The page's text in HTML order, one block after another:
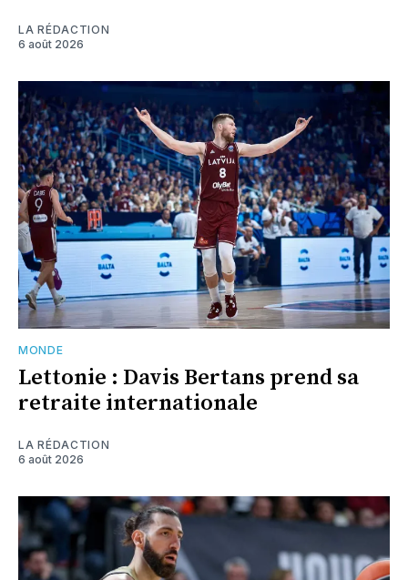
LA RÉDACTION
6 août 2026
MONDE
Lettonie : Davis Bertans prend sa
retraite internationale
LA RÉDACTION
6 août 2026